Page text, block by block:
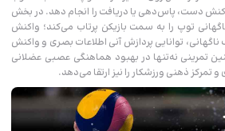
دست، پاس‌دهی یا دریافت را انجام دهد. در بخش
توپ را به سمت بازیکن پرتاب می‌کند؛ واکنش
توانایی پردازش آنی اطلاعات بصری و واکنش
تمرینی نه‌تنها در بهبود هماهنگی عصبی عضلانی
ذهنی ورزشکار را نیز ارتقا می‌دهد.